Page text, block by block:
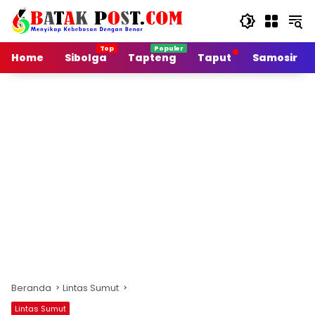
Langsung
konten
Home
Sibolga Tapteng Taput Samosir
Beranda Lintas Sumut
Lintas Sumut